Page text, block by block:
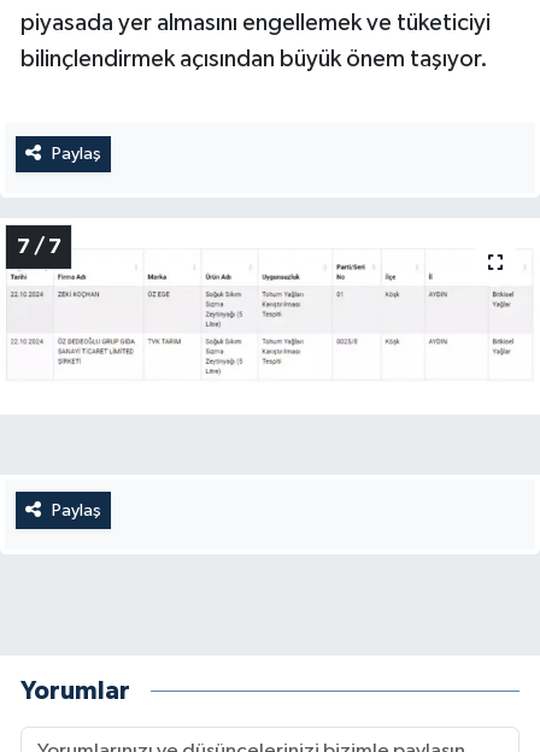
piyasada yer almasını engellemek ve tüketiciyi
bilinçlendirmek açısından büyük önem taşıyor.
Paylaş
7 / 7
Paylaş
Yorumlar